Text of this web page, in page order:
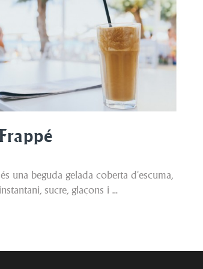
una beguda gelada coberta d'escuma,
sucre, glaçons i ...